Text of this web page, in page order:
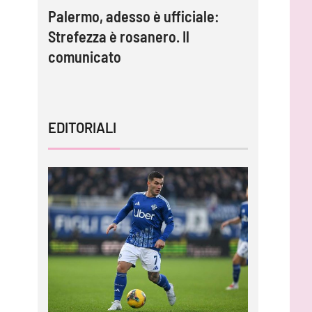
è
Palermo, adesso è ufficiale:
Strefezza è rosanero. Il
comunicato
EDITORIALI